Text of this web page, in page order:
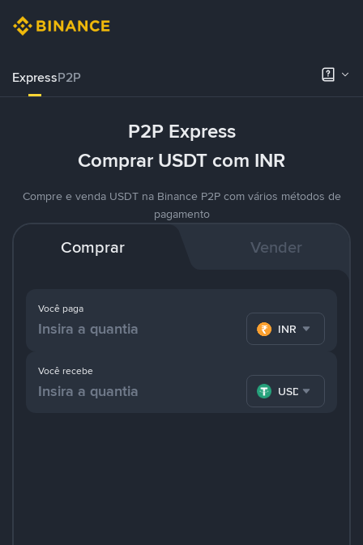
ExpressP2P
P2P Express
Comprar USDT com INR
Compre e venda USDT na Binance P2P com vários métodos de
pagamento
Comprar Vender
Você paga
INR
Você recebe
USDT